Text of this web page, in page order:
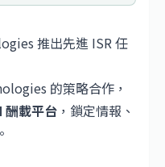
推出先進 ISR 任
的策略合作，
載平台 ，鎖定情報、